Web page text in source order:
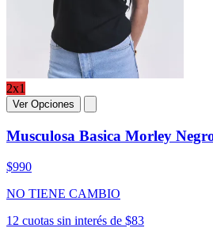
2x1
Ver Opciones
Musculosa Basica Morley
$990
NO TIENE CAMBIO
12 cuotas sin interés de $83